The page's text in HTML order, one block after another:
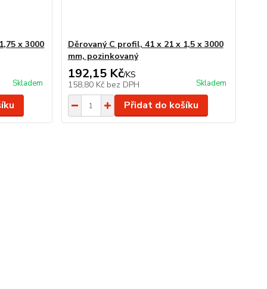
x 3000
Skladem
Děrovaný C profil, 41 x 21 x 1,5 x 3000
mm, pozinkovaný
192,15 Kč/KS
158,80 Kč bez DPH Skladem
Přidat do košíku